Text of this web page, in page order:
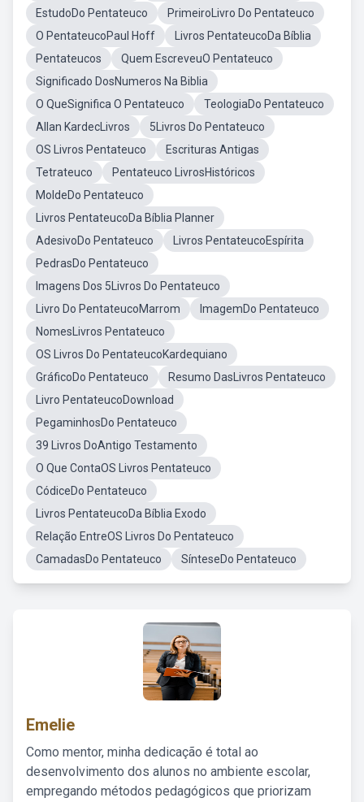
EstudoDo Pentateuco
PrimeiroLivro Do Pentateuco
O PentateucoPaul Hoff
Livros PentateucoDa Bíblia
Pentateucos
Quem EscreveuO Pentateuco
Significado DosNumeros Na Biblia
O QueSignifica O Pentateuco
TeologiaDo Pentateuco
Allan KardecLivros
5Livros Do Pentateuco
OS Livros Pentateuco
Escrituras Antigas
Tetrateuco
Pentateuco LivrosHistóricos
MoldeDo Pentateuco
Livros PentateucoDa Bíblia Planner
AdesivoDo Pentateuco
Livros PentateucoEspírita
PedrasDo Pentateuco
Imagens Dos 5Livros Do Pentateuco
Livro Do PentateucoMarrom
ImagemDo Pentateuco
NomesLivros Pentateuco
OS Livros Do PentateucoKardequiano
GráficoDo Pentateuco
Resumo DasLivros Pentateuco
Livro PentateucoDownload
PegaminhosDo Pentateuco
39 Livros DoAntigo Testamento
O Que ContaOS Livros Pentateuco
CódiceDo Pentateuco
Livros PentateucoDa Bíblia Exodo
Relação EntreOS Livros Do Pentateuco
CamadasDo Pentateuco
SínteseDo Pentateuco
Emelie
Como mentor, minha dedicação é total ao
desenvolvimento dos alunos no ambiente escolar,
empregando métodos pedagógicos que priorizam